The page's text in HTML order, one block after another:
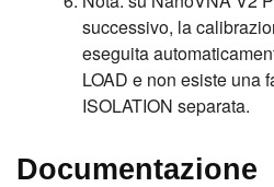
successivo, la
eseguita
LOAD e non esiste una
ISOLATION separata.
Documentazione